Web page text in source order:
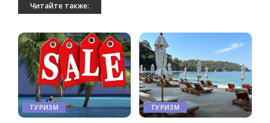
Читайте также:
ТУРИЗМ ТУРИЗМ